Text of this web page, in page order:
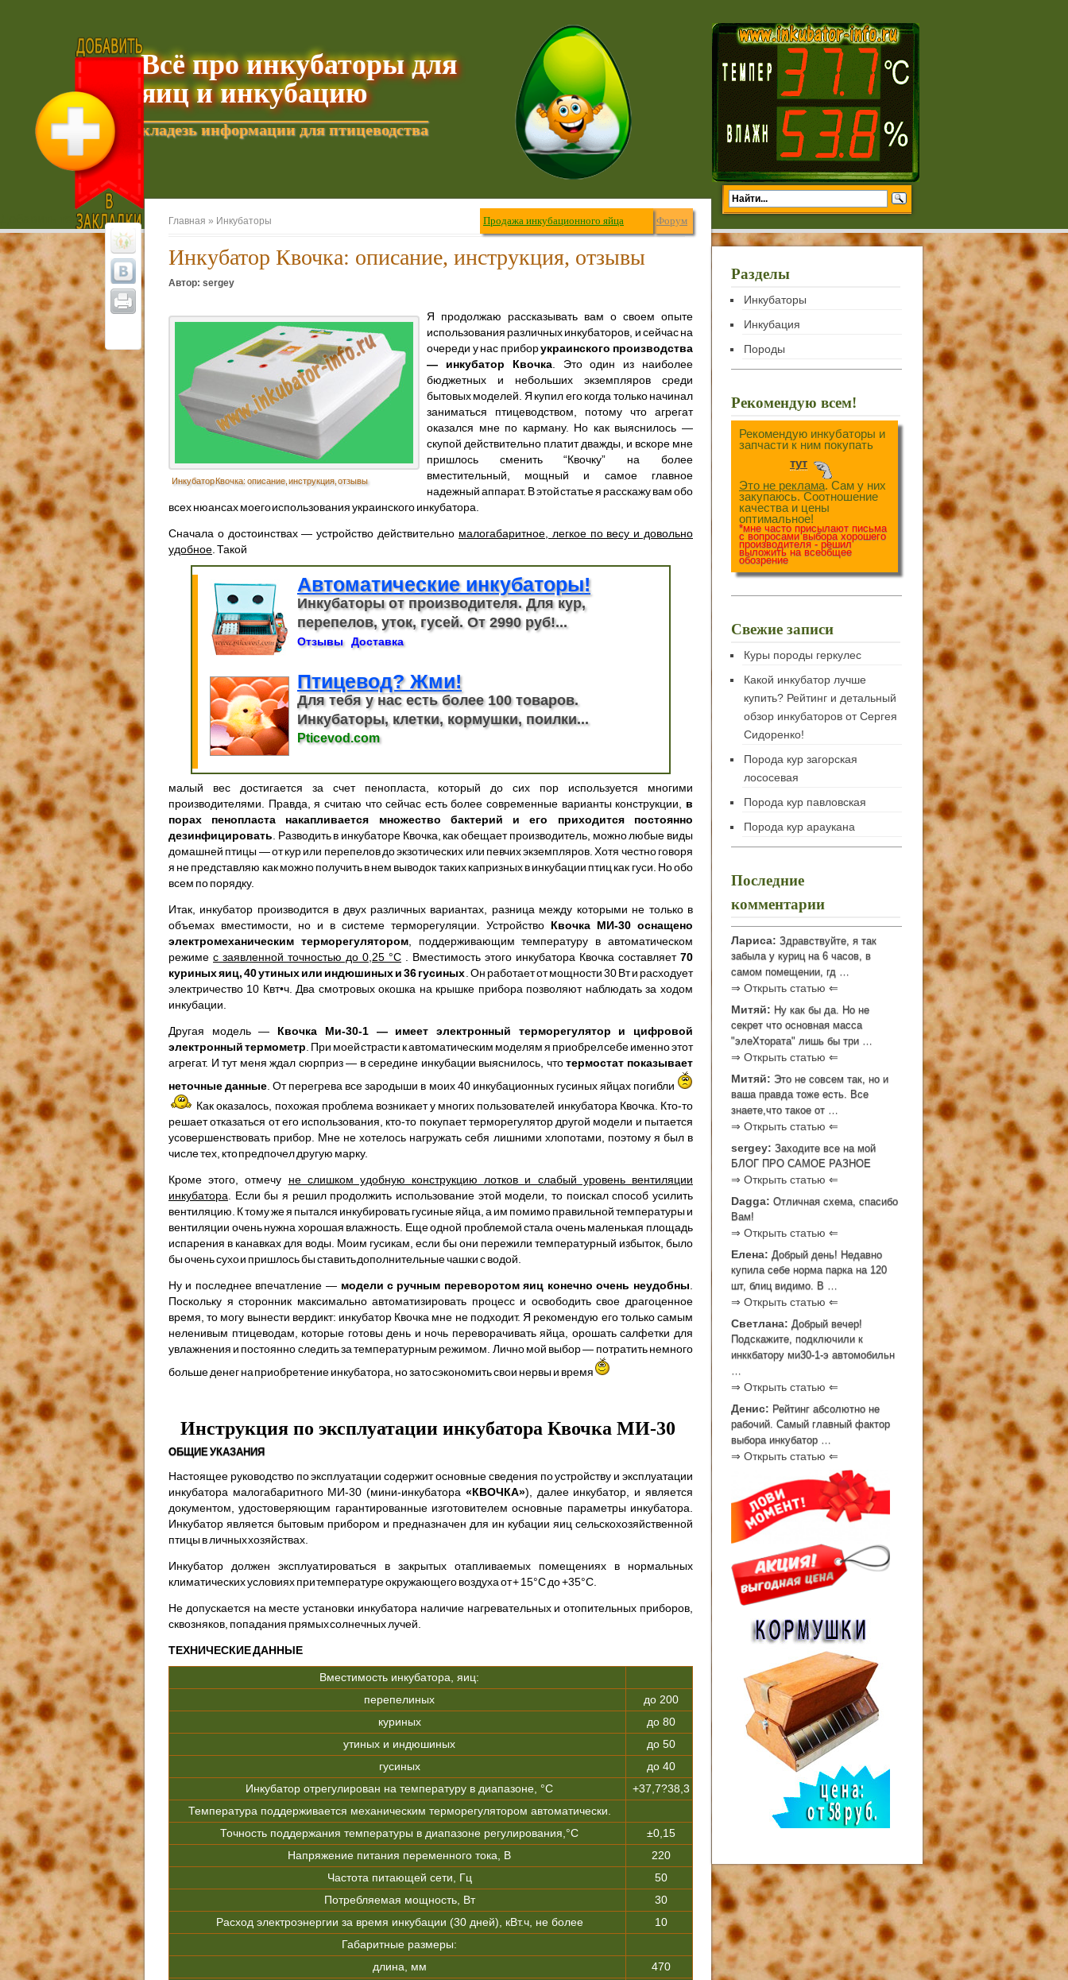
Всё про инкубаторы для
яиц и инкубацию
кладезь информации для птицеводства
Добавить текущую страницу в Избранное Форум
Продажа инкубационного яйца
Главная » Инкубаторы
Инкубатор Квочка: описание, инструкция, отзывы
Автор: sergey
Инкубатор Квочка: описание, инструкция, отзывы
Я продолжаю рассказывать вам о своем опыте
использования различных инкубаторов, и сейчас на
очереди у нас приборукраинского производства
— инкубатор Квочка. Это один из наиболее
бюджетных и небольших экземпляров среди
бытовых моделей. Я купил его когда только начинал
заниматься птицеводством, потому что агрегат
оказался мне по карману. Но как выяснилось —
скупой действительно платит дважды, и вскоре мне
пришлось сменить “Квочку” на более
вместительный, мощный и самое главное
надежный аппарат. В этой статье я расскажу вам обо
всех нюансах моего использования украинского инкубатора.
Сначала о достоинствах — устройство действительно малогабаритное, легкое по весу и довольно
удобное . Такой
Автоматические инкубаторы!
Инкубаторы от производителя. Для кур,
перепелов, уток, гусей. От 2990 руб!...
Отзывы Доставка
Птицевод? Жми!
Для тебя у нас есть более 100 товаров.
Инкубаторы, клетки, кормушки, поилки...
Pticevod.com
малый вес достигается за счет пенопласта, который до сих пор используется многими
производителями. Правда, я считаю что сейчас есть более современные варианты конструкции, в
порах пенопласта накапливается множество бактерий и его приходится постоянно
дезинфицировать . Разводить в инкубаторе Квочка, как обещает производитель, можно любые виды
домашней птицы — от кур или перепелов до экзотических или певчих экземпляров. Хотя честно говоря
я не представляю как можно получить в нем выводок таких капризных в инкубации птиц как гуси. Но обо
всем по порядку.
Итак, инкубатор производится в двух различных вариантах, разница между которыми не только в
объемах вместимости, но и в системе терморегуляции. Устройство Квочка МИ-30 оснащено
электромеханическим терморегулятором, поддерживающим температуру в автоматическом
режиме с заявленной точностью до 0,25 °C . Вместимость этого инкубатора Квочка составляет 70
куриных яиц, 40 утиных или индюшиных и 36 гусиных . Он работает от мощности 30 Вт и расходует
электричество 10 Квт•ч. Два смотровых окошка на крышке прибора позволяют наблюдать за ходом
инкубации.
Другая модель — Квочка Ми-30-1 — имеет электронный терморегулятор и цифровой
электронный термометр . При моей страсти к автоматическим моделям я приобрел себе именно этот
агрегат. И тут меня ждал сюрприз — в середине инкубации выяснилось, чтотермостат показывает
неточные данные . От перегрева все зародыши в моих 40 инкубационных гусиных яйцах погибли
Как оказалось, похожая проблема возникает у многих пользователей инкубатора Квочка. Кто-то
решает отказаться от его использования, кто-то покупает терморегулятор другой модели и пытается
усовершенствовать прибор. Мне не хотелось нагружать себя лишними хлопотами, поэтому я был в
числе тех, кто предпочел другую марку.
Кроме этого, отмечу не слишком удобную конструкцию лотков и слабый уровень вентиляции
инкубатора . Если бы я решил продолжить использование этой модели, то поискал способ усилить
вентиляцию. К тому же я пытался инкубировать гусиные яйца, а им помимо правильной температуры и
вентиляции очень нужна хорошая влажность. Еще одной проблемой стала очень маленькая площадь
испарения в канавках для воды. Моим гусикам, если бы они пережили температурный избыток, было
бы очень сухо и пришлось бы ставить дополнительные чашки с водой.
Ну и последнее впечатление — модели с ручным переворотом яиц конечно очень неудобны
Поскольку я сторонник максимально автоматизировать процесс и освободить свое драгоценное
время, то могу вынести вердикт: инкубатор Квочка мне не подходит. Я рекомендую его только самым
неленивым птицеводам, которые готовы день и ночь переворачивать яйца, орошать салфетки для
увлажнения и постоянно следить за температурным режимом. Лично мой выбор — потратить немного
больше денег на приобретение инкубатора, но зато сэкономить свои нервы и время
Инструкция по эксплуатации инкубатора Квочка МИ-30
ОБЩИЕ УКАЗАНИЯ
Настоящее руководство по эксплуатации содержит основные сведения по устройству и эксплуатации
инкубатора малогабаритного МИ-30 (мини-ин­кубатора «КВОЧКА»), далее инкубатор, и является
документом, удостове­ряющим гарантированные изготовителем основные параметры инкубато­ра.
Инкубатор является бытовым прибором и предназначен для ин кубации яиц сельскохозяйственной
птицы в личных хозяйствах.
Инкубатор должен эксплуатироваться в закрытых отапливаемых помеще­ниях в нормальных
климатических условиях при температуре окружающего воздуха от + 15°С до +35°С.
Не допускается на месте установки инкубатора наличие нагревательных и отопительных приборов,
сквозняков, попадания прямых солнечных лучей.
ТЕХНИЧЕСКИЕ ДАННЫЕ
Вместимость инкубатора, яиц:
перепелиных
до 200
куриных
до 80
утиных и индюшиных
до 50
гусиных
до 40
Инкубатор отрегулирован на температуру в диапазоне, °С
+37,7?38,3
Температура поддерживается механическим терморегулятором автоматически.
Точность поддержания температуры в диапазоне регулирования,°С
±0,15
Напряжение питания переменного тока, В
220
Частота питающей сети, Гц
50
Потребляемая мощность, Вт
30
Расход электроэнергии за время инкубации (30 дней), кВт.ч, не более
10
Габаритные размеры:
длина, мм
470
Разделы
Инкубаторы
Инкубация
Породы
Рекомендую всем!
Рекомендую инкубаторы и
запчасти к ним покупать
тут
Это не реклама. Сам у них
закупаюсь. Соотношение
качества и цены
оптимальное!
*мне часто присылают письма
с вопросами выбора хорошего
производителя - решил
выложить на всеобщее
обозрение
Свежие записи
Куры породы геркулес
Какой инкубатор лучше
купить? Рейтинг и детальный
обзор инкубаторов от Сергея
Сидоренко!
Порода кур загорская
лососевая
Порода кур павловская
Порода кур араукана
Последние
комментарии
Лариса: Здравствуйте, я так
забыла у куриц на 6 часов, в
самом помещении, гд …
⇒ Открыть статью ⇐
Митяй: Ну как бы да. Но не
секрет что основная масса
"элеХтората" лишь бы три …
⇒ Открыть статью ⇐
Митяй: Это не совсем так, но и
ваша правда тоже есть. Все
знаете,что такое от …
⇒ Открыть статью ⇐
sergey: Заходите все на мой
БЛОГ ПРО САМОЕ РАЗНОЕ
⇒ Открыть статью ⇐
Dagga: Отличная схема, спасибо
Вам!
⇒ Открыть статью ⇐
Елена: Добрый день! Недавно
купила себе норма парка на 120
шт, блиц видимо. В …
⇒ Открыть статью ⇐
Светлана: Добрый вечер!
Подскажите, подключили к
инккбатору ми30-1-э автомобильн
…
⇒ Открыть статью ⇐
Денис: Рейтинг абсолютно не
рабочий. Самый главный фактор
выбора инкубатор …
⇒ Открыть статью ⇐